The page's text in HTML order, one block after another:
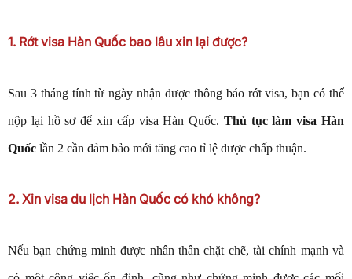
1. Rớt visa Hàn Quốc bao lâu xin lại được?
Sau 3 tháng tính từ ngày nhận được thông báo rớt visa, bạn có thể
nộp lại hồ sơ để xin cấp visa Hàn Quốc. Thủ tục làm visa Hàn
Quốc lần 2 cần đảm bảo mới tăng cao tỉ lệ được chấp thuận.
2. Xin visa du lịch Hàn Quốc có khó không?
Nếu bạn chứng minh được nhân thân chặt chẽ, tài chính mạnh và